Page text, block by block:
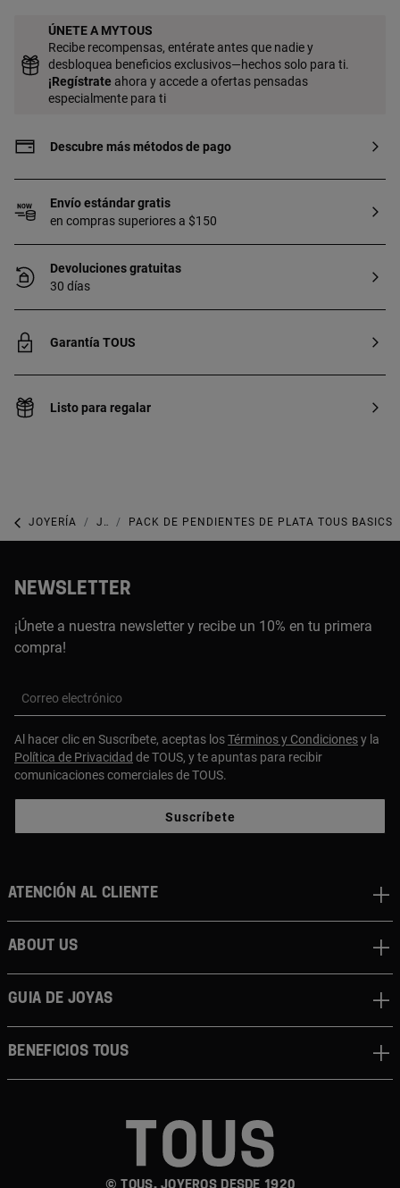
ÚNETE A MYTOUS
Recibe recompensas, entérate antes que nadie y
desbloquea beneficios exclusivos—hechos solo para ti.
¡Regístrate ahora y accede a ofertas pensadas
especialmente para ti
Descubre más métodos de pago
Envío estándar gratis
en compras superiores a $150
Devoluciones gratuitas
30 días
Garantía TOUS
Listo para regalar
JOYERÍA JOYAS DE PLATA 925 PACK DE PENDIENTES DE PLATA TOUS BASICS
NEWSLETTER
¡Únete a nuestra newsletter y recibe un 10% en tu primera
compra!
Correo electrónico
Al hacer clic en Suscríbete, aceptas losTérminos y Condicionesy la
Política de Privacidad de TOUS, y te apuntas para recibir
comunicaciones comerciales de TOUS.
Suscríbete
© TOUS, JOYEROS DESDE 1920
Atención al cliente
About us
Guia de joyas
Beneficios TOUS